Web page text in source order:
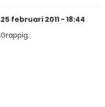
25 februari 2011 - 18:44
Grappig.